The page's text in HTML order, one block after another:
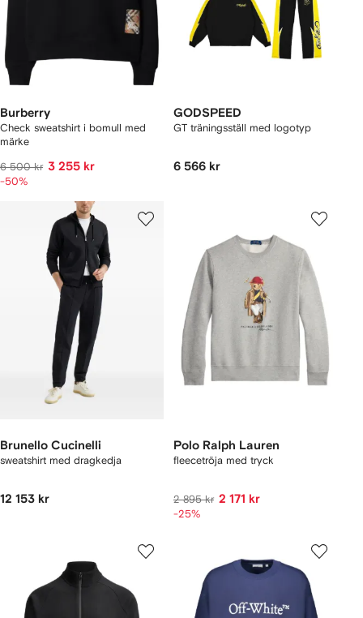
Burberry
Check sweatshirt i bomull med
märke
6 500 kr 3 255 kr
-50%
GODSPEED
GT träningsställ med logotyp
6 566 kr
Brunello Cucinelli
sweatshirt med dragkedja
12 153 kr
Polo Ralph Lauren
fleecetröja med tryck
2 895 kr 2 171 kr
-25%